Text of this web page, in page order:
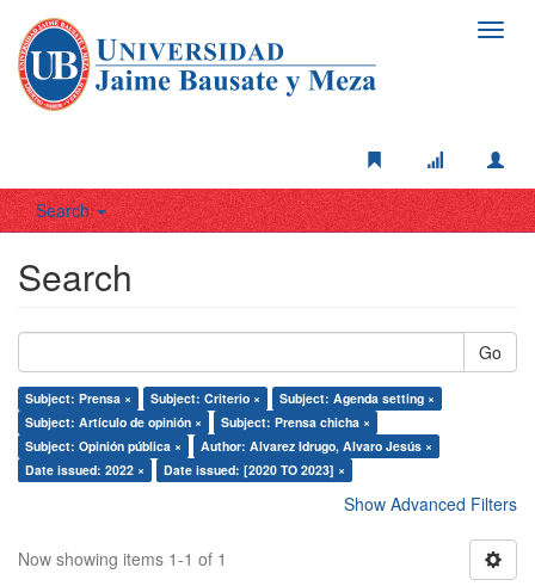
Search
Search
Go
Subject: Prensa × Subject: Criterio ×
Subject: Agenda setting ×
Subject: Artículo de opinión ×
Subject: Prensa chicha ×
Subject: Opinión pública ×
Author: Alvarez Idrugo, Alvaro Jesús ×
Date issued: 2022 ×
Date issued: [2020 TO 2023] ×
Show Advanced Filters
Now showing items 1-1 of 1